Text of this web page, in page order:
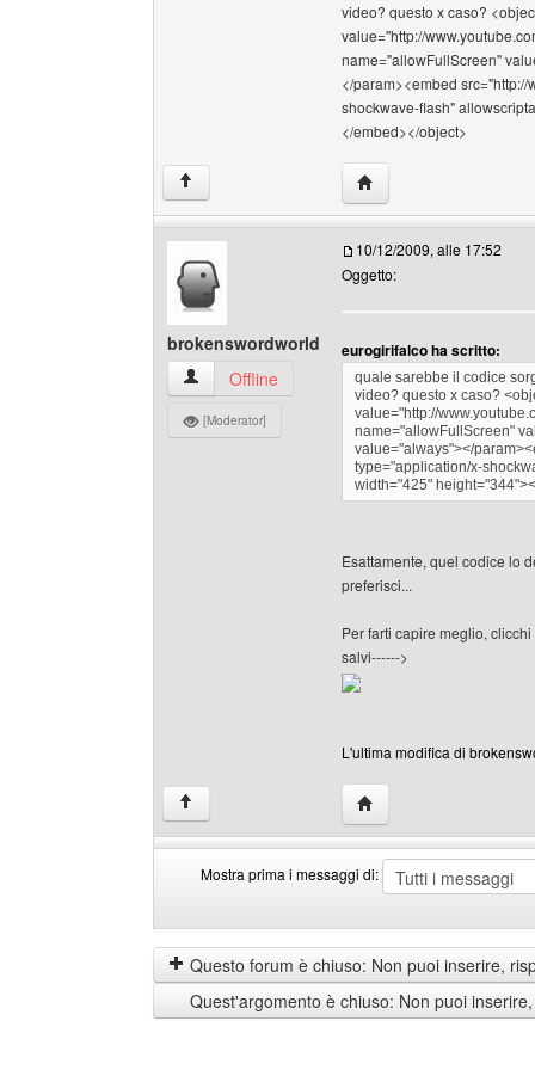
video? questo x caso?
value="http://
name="allowFullScreen"
</param><embed
shockwave-flash"
</embed></object>
↑ HomePage:
brokenswordworld
brokenswordworld Profilo
Offline
[Moderator]
10/12/2009, alle 17:52
Oggetto:
eurogirifalco ha scritto:
quale sarebbe il codice
video? questo x caso?
value="http://
name="allowFullScreen"
value="always"></
type="application/x-
width="425"
Esattamente, quel codice lo
preferisci...
Per farti capire meglio,
salvi------>
L'ultima modifica di
↑ HomePage:
Mostra prima i messaggi di:
prima
i
messaggi
di
by
Questo forum è chiuso: Non puoi inserire,
Quest'argomento è chiuso: Non puoi